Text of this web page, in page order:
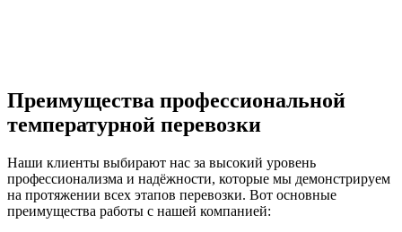
Преимущества профессиональной
температурной перевозки
Наши клиенты выбирают нас за высокий уровень
профессионализма и надёжности, которые мы демонстрируем
на протяжении всех этапов перевозки. Вот основные
преимущества работы с нашей компанией: